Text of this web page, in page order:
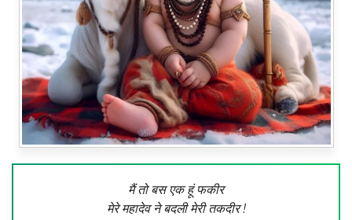
मैं तो बस एक हूं फकीर
मेरे महादेव ने बदली मेरी तकदीर !